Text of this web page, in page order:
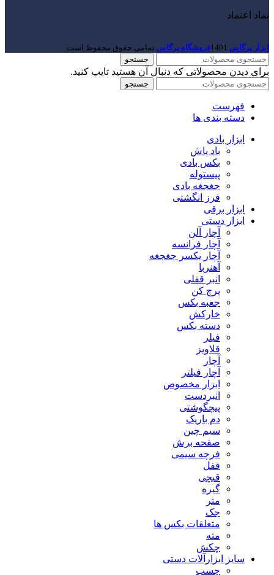
نماد اعتماد
ابزار پرگاس 1401فروشگاه پرگاس.تمامی حقوق محفوظ است.
جستجو
برای دیدن محصولاتی که دنبال آن هستید تایپ کنید.
جستجو
فهرست
دسته بندی ها
ابزار بادی
باد پاش
بکس بادی
پیستوله
جغجغه بادی
فرز انگشتی
ابزار برقی
ابزار دستی
آچار آلن
آچار فرانسه
آچار یکسر جغجغه
آهنربا
انبر قفلی
پرچ کن
جعبه بکس
خارکش
دسته بکس
فیلر
قلاویز
آچار
آچار فیلتر
ابزار مخصوص
انبردست
پیچگوشتی
دم باریک
سیم چین
صفحه برش
فرچه سیمی
ففل
قیچی
گیره
متر
جک
متعلقات بکس ها
مته
چکش
سایز ابزارآلات دستی
چسب